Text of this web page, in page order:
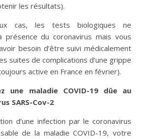
les résultats).
cas, les tests biologiques ne
présence du coronavirus mais vous
besoin d’être suivi médicalement
suites de complications d’une grippe
active en France en février).
une maladie COVID-19 dûe au
SARS-Cov-2
d’une infection par le coronavirus
de la maladie COVID-19, votre